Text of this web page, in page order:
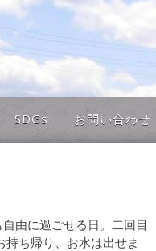
SDGs お問い合わせ
由に過ごせる日。二回目
ち帰り、お水は出せま